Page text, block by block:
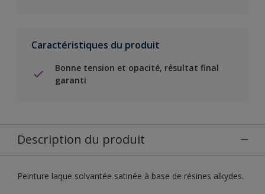
Caractéristiques du produit
Bonne tension et opacité, résultat final
garanti
Description du produit
Peinture laque solvantée satinée à base de résines alkydes.